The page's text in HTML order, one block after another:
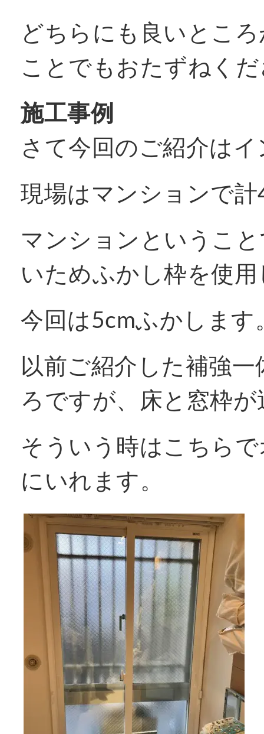
どちらにも良いとこ
ことでもおたずねく
施工事例
さて今回のご紹介は
現場はマンションで
マンションというこ
いためふかし枠を使
今回は5cmふかします
以前ご紹介した補強
ろですが、床と窓枠
そういう時はこちら
にいれます。